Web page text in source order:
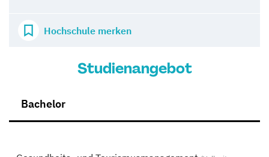
Hochschule merken
Studienangebot
Bachelor